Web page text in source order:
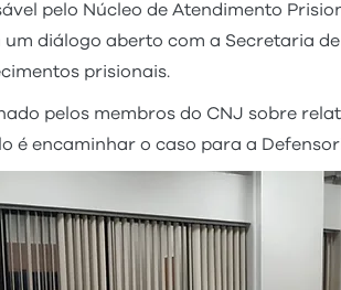
pelo Núcleo de Atendimento
um diálogo aberto com a Secretaria
prisionais.
pelos membros do CNJ sobre
é encaminhar o caso para a